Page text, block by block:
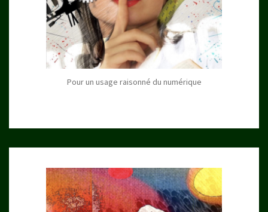
Pour un usage raisonné du numérique